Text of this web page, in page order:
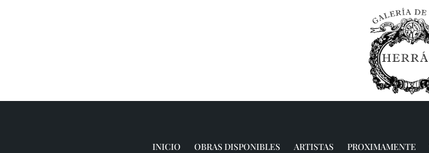
INICIO OBRAS DISPONIBLES ARTISTAS PROXIMAMENTE